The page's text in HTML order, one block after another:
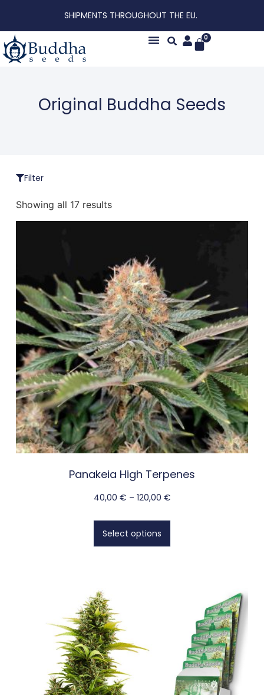
SHIPMENTS THROUGHOUT THE EU.
0
Original Buddha Seeds
Filter
Showing all 17 results
Panakeia High Terpenes
40,00 € – 120,00 €
Select options